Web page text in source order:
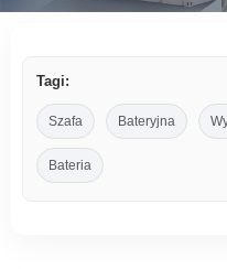
Tagi:
Szafa Bateryjna
Bateria